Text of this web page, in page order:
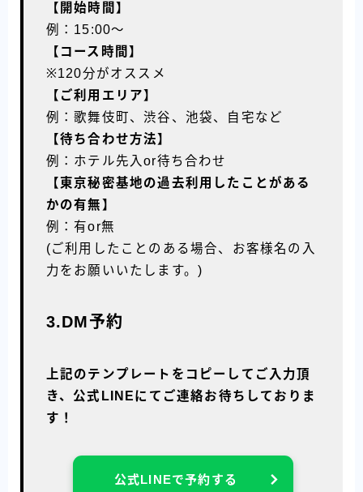
【開始時間】
例：15:00〜
【コース時間】
※120分がオススメ
【ご利用エリア】
例：歌舞伎町、渋谷、池袋、自宅など
【待ち合わせ方法】
例：ホテル先入or待ち合わせ
【東京秘密基地の過去利用したことがある
かの有無】
例：有or無
(ご利用したことのある場合、お客様名の入
力をお願いいたします。)
3.DM予約
上記のテンプレートをコピーしてご入力頂
き、公式LINEにてご連絡お待ちしておりま
す！
公式LINEで予約する